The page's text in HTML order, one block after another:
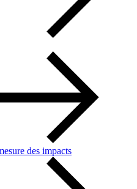
des impacts